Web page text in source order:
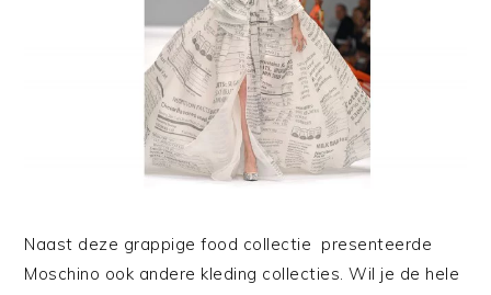
Naast deze grappige food collectie presenteerde
Moschino ook andere kleding collecties. Wil je de hele